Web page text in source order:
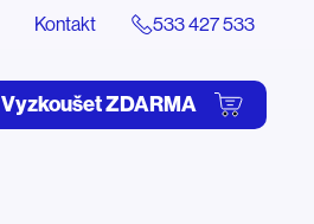
Kontakt 533 427 533
Vyzkoušet ZDARMA